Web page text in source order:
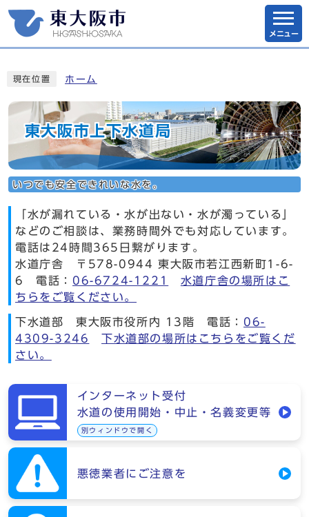
メニュー
現在位置 ホーム
東大阪市上下水道局
いつでも安全できれいな水を。
「水が漏れている・水が出ない・水が濁っている」
などのご相談は、業務時間外でも対応しています。
電話は24時間365日繋がります。
水道庁舎 〒578-0944 東大阪市若江西新町1-6-
6 電話： 06-6724-1221
水道庁舎の場所はこ
ちらをご覧ください。
下水道部 東大阪市役所内 13階 電話： 06-
4309-3246
下水道部の場所はこちらをご覧くだ
さい。
インターネット受付
水道の使用開始・中止・名義変更等
別ウィンドウで開く
悪徳業者にご注意を